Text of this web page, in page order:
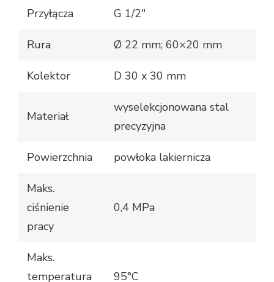
Przyłącza G 1/2″
Rura Ø 22 mm; 60×20 mm
Kolektor D 30 x 30 mm
Materiał
wyselekcjonowana stal
precyzyjna
Powierzchnia powłoka lakiernicza
Maks.
ciśnienie
pracy
0,4 MPa
Maks.
temperatura
95°C